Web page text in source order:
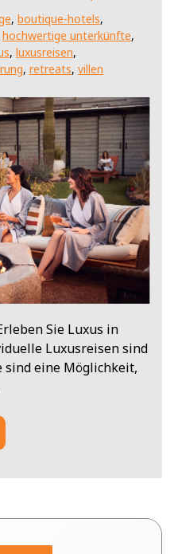
, boutique-hotels,
hochwertige unterkünfte,
, luxusreisen,
, retreats, villen
Sie Luxus in
Luxusreisen sind
sind eine Möglichkeit,